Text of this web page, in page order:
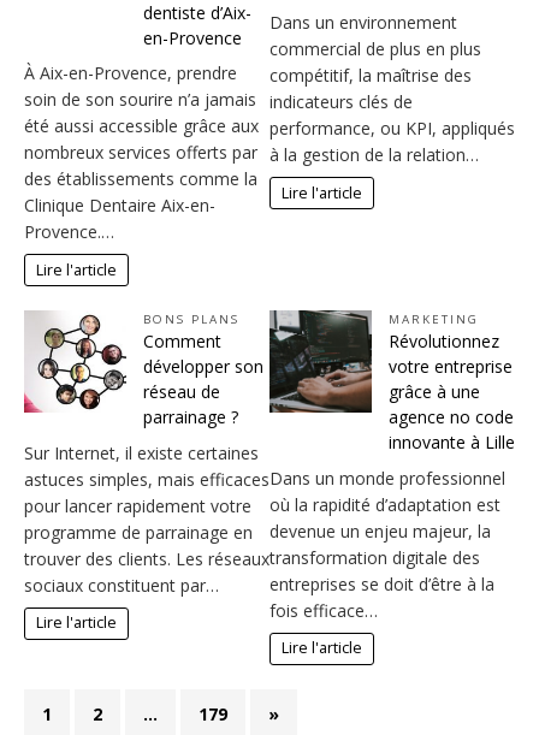
dentiste d’Aix-
en-Provence
À Aix-en-Provence, prendre
soin de son sourire n’a jamais
été aussi accessible grâce aux
nombreux services offerts par
des établissements comme la
Clinique Dentaire Aix-en-
Provence.…
Lire l'article
Dans un environnement
commercial de plus en plus
compétitif, la maîtrise des
indicateurs clés de
performance, ou KPI, appliqués
à la gestion de la relation…
Lire l'article
BONS PLANS
Comment
développer son
réseau de
parrainage ?
Sur Internet, il existe certaines
astuces simples, mais efficaces
pour lancer rapidement votre
programme de parrainage en
trouver des clients. Les réseaux
sociaux constituent par…
Lire l'article
MARKETING
Révolutionnez
votre entreprise
grâce à une
agence no code
innovante à Lille
Dans un monde professionnel
où la rapidité d’adaptation est
devenue un enjeu majeur, la
transformation digitale des
entreprises se doit d’être à la
fois efficace…
Lire l'article
1 2 … 179 »